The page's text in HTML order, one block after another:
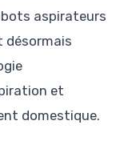
aspirateurs
désormais
et
domestique.